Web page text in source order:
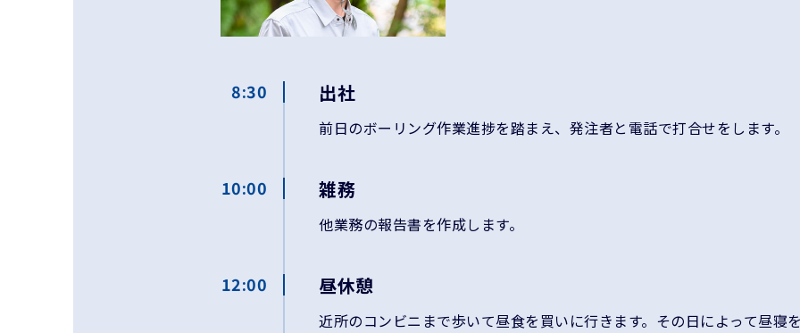
8:30 出社
前日のボーリング作業進捗を踏まえ、発注者と電話で打合せをします。
10:00 雑務
他業務の報告書を作成します。
12:00 昼休憩
近所のコンビニまで歩いて昼食を買いに行きます。その日によって昼寝